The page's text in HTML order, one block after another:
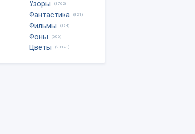
Узоры (3762)
Фантастика (821)
Фильмы (334)
Фоны (606)
Цветы (28141)